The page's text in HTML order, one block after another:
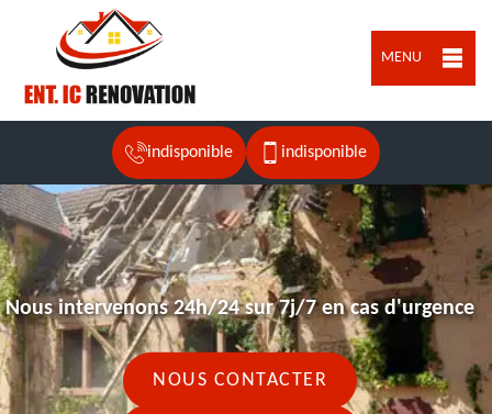
MENU
indisponible indisponible
Nous intervenons 24h/24 sur 7j/7 en cas d'urgence
NOUS CONTACTER